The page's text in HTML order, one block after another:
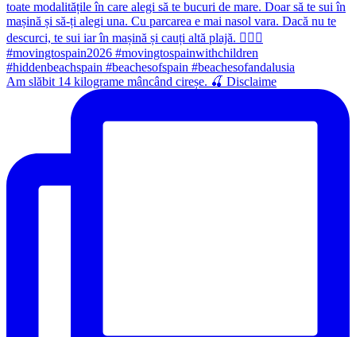
Am slăbit 14 kilograme mâncând cireșe. 🍒 Disclaime